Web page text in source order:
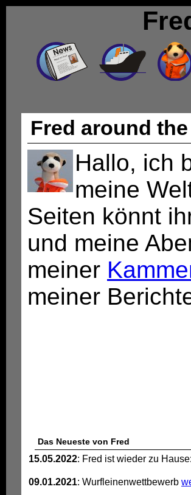
Fred around
Hallo, ich
meine
Seiten könnt
und meine
meiner
meiner
Das Neueste von Fred
15.05.2022: Fred ist wieder zu Hause:
09.01.2021: Wurfleinenwettbewerb